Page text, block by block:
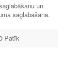
un
saglabāšana.
Patīk